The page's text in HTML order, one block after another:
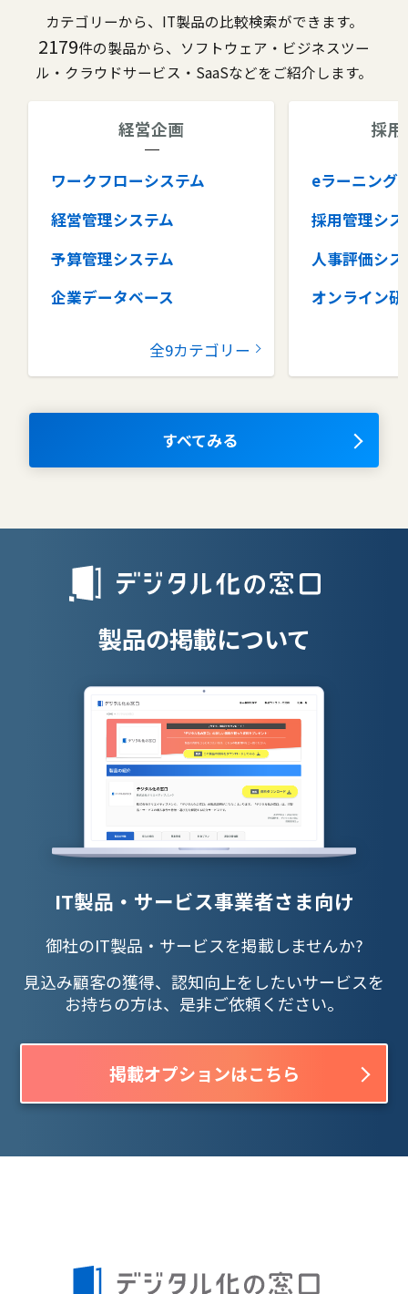
カテゴリーから、IT製品の比較検索ができます。
2179件の製品から、ソフトウェア・ビジネスツー
ル・クラウドサービス・SaaSなどをご紹介します。
経営企画
ワークフローシステム
経営管理システム
予算管理システム
企業データベース
コラボレーションツール
ナレッジマネジメントツール
全9カテゴリー
採
eラーニング
採用管理シス
人事評価シ
オンライン研
タレントマ
OKRツール
授業支援シス
すべてみる
製品の掲載について
IT製品・サービス事業者さま向け
御社のIT製品・サービスを掲載しませんか?
見込み顧客の獲得、認知向上をしたいサービスを
お持ちの方は、是非ご依頼ください。
掲載オプションはこちら